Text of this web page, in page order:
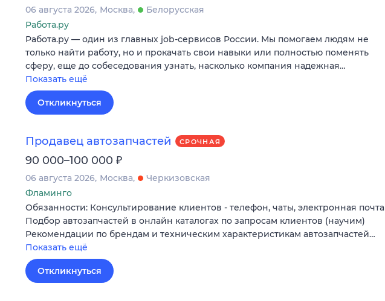
Сберегаем вместе
06 августа 2026 Москва
Белорусская
Работа.ру
Работа.ру — один из главных job-сервисов России. Мы помогаем людям не
только найти работу, но и прокачать свои навыки или полностью поменять
сферу, еще до собеседования узнать, насколько компания надежная…
Показать ещё
Откликнуться
Продавец автозапчастей СРОЧНАЯ
90 000–100 000 ₽
06 августа 2026 Москва
Черкизовская
Фламинго
Обязанности: Консультирование клиентов - телефон, чаты, электронная почта
Подбор автозапчастей в онлайн каталогах по запросам клиентов (научим)
Рекомендации по брендам и техническим характеристикам автозапчастей…
Показать ещё
Откликнуться